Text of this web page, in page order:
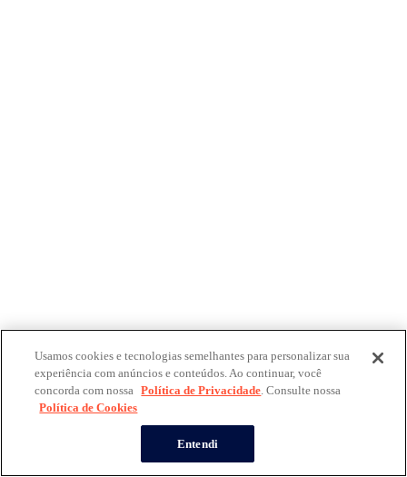
Usamos cookies e tecnologias semelhantes para personalizar sua
experiência com anúncios e conteúdos. Ao continuar, você
concorda com nossa Política de Privacidade. Consulte nossa
Política de Cookies
Entendi